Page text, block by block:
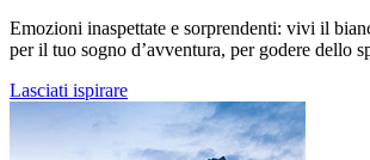
Emozioni inaspettate e sorprendenti: vivi il
per il tuo sogno d’avventura, per godere dello
Lasciati ispirare